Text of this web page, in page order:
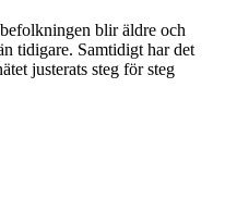
blir äldre och
tidigare. Samtidigt har det
justerats steg för steg